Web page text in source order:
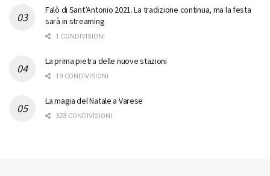
Falò di Sant’Antonio 2021. La tradizione continua, ma la festa
sarà in streaming
1 CONDIVISIONI
La prima pietra delle nuove stazioni
19 CONDIVISIONI
La magia del Natale a Varese
323 CONDIVISIONI